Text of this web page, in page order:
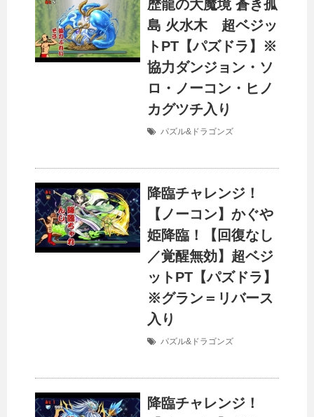
歴龍の大魔境 蒼き孤
島 火水木 超ベジッ
トPT【パズドラ】※
協力ダンジョン・ソ
ロ・ノーコン・ヒノ
カグツチ入り
パズル&ドラゴンズ
降臨チャレンジ！
【ノーコン】かぐや
姫降臨！【回復なし
／覚醒無効】超ベジ
ットPT【パズドラ】
※グラン＝リバース
入り
パズル&ドラゴンズ
降臨チャレンジ！